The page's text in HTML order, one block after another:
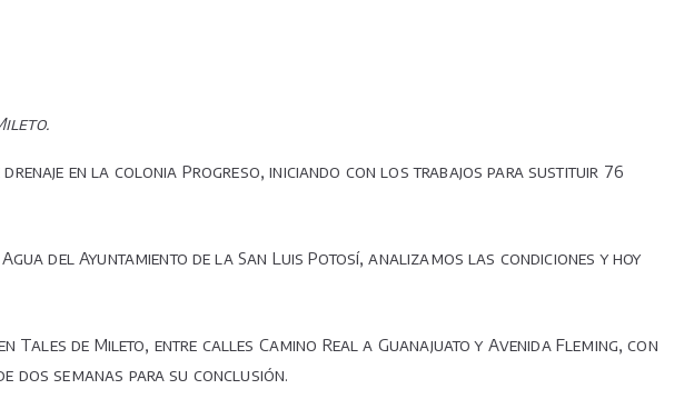
en la colonia Progreso, iniciando con los trabajos para sustituir 76
del Ayuntamiento de la San Luis Potosí, analizamos las condiciones y hoy
de Mileto, entre calles Camino Real a Guanajuato y Avenida Fleming, con
dos semanas para su conclusión.